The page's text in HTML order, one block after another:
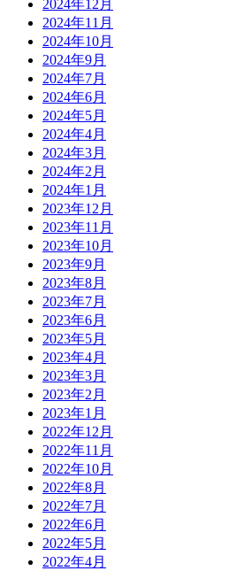
2024年12月
2024年11月
2024年10月
2024年9月
2024年7月
2024年6月
2024年5月
2024年4月
2024年3月
2024年2月
2024年1月
2023年12月
2023年11月
2023年10月
2023年9月
2023年8月
2023年7月
2023年6月
2023年5月
2023年4月
2023年3月
2023年2月
2023年1月
2022年12月
2022年11月
2022年10月
2022年8月
2022年7月
2022年6月
2022年5月
2022年4月